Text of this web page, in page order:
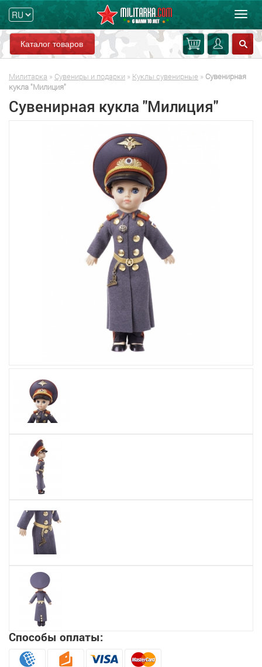
Каталог товаров
Милитарка » Сувениры и подарки » Куклы сувенирные » Сувенирная
кукла "Милиция"
Сувенирная кукла "Милиция"
Способы оплаты: